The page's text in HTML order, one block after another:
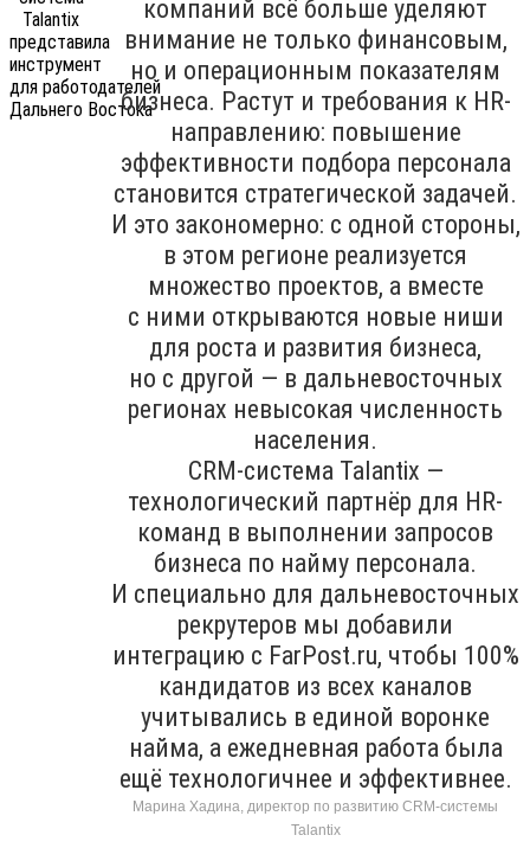
компаний всё больше уделяют
внимание не только финансовым,
но и операционным показателям
бизнеса. Растут и требования к HR-
направлению: повышение
эффективности подбора персонала
становится стратегической задачей.
И это закономерно: с одной стороны,
в этом регионе реализуется
множество проектов, а вместе
с ними открываются новые ниши
для роста и развития бизнеса,
но с другой — в дальневосточных
регионах невысокая численность
населения.
CRM-система Talantix —
технологический партнёр для HR-
команд в выполнении запросов
бизнеса по найму персонала.
И специально для дальневосточных
рекрутеров мы добавили
интеграцию с FarPost.ru, чтобы 100%
кандидатов из всех каналов
учитывались в единой воронке
найма, а ежедневная работа была
ещё технологичнее и эффективнее.
Марина Хадина, директор по развитию CRM-системы
Talantix